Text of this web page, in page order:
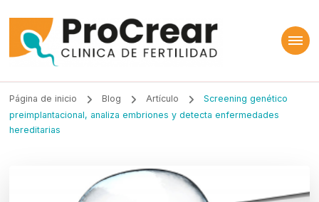
ProCrear
Página de inicio Blog Artículo
Screening genético
preimplantacional, analiza embriones y detecta enfermedades
hereditarias